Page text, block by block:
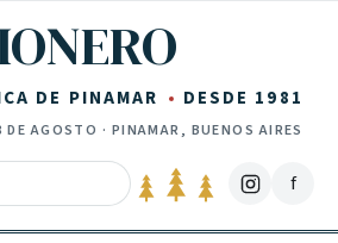
DE PINAMAR DESDE 1981
DE AGOSTO · PINAMAR, BUENOS AIRES
f